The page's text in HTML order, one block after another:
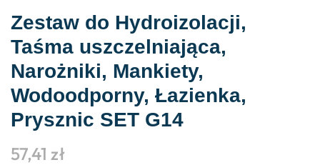
Zestaw do Hydroizolacji,
Taśma uszczelniająca,
Narożniki, Mankiety,
Wodoodporny, Łazienka,
Prysznic SET G14
57,41 zł